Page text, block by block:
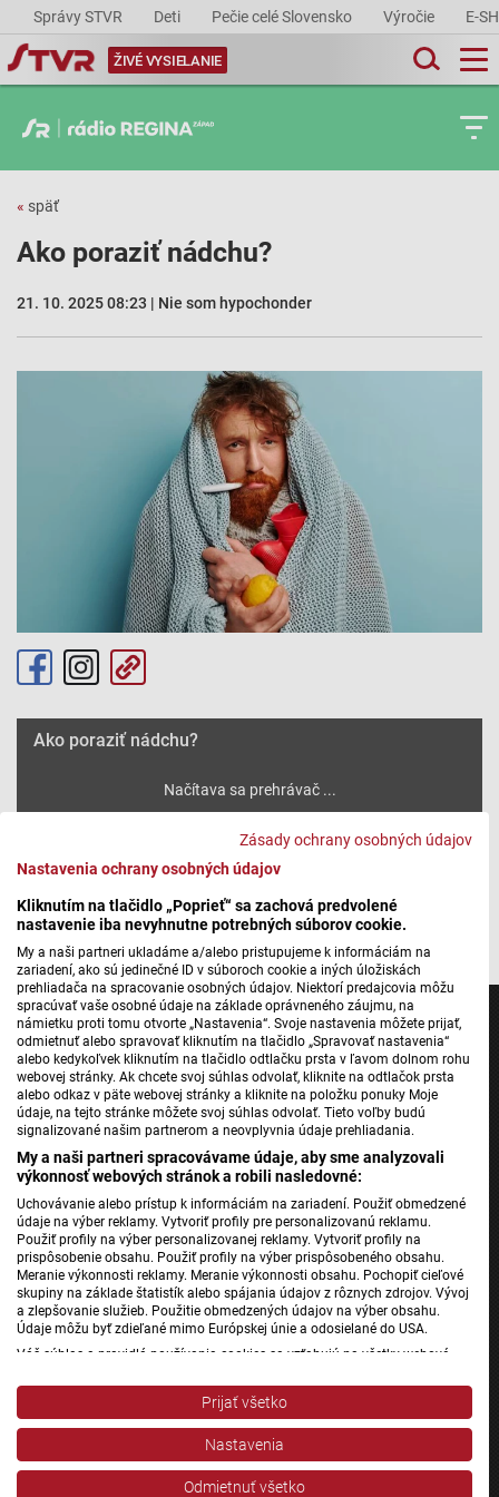
Zásady ochrany osobných údajov
Nastavenia ochrany osobných údajov
Kliknutím na tlačidlo „Poprieť“ sa zachová predvolené
nastavenie iba nevyhnutne potrebných súborov cookie.
My a naši partneri ukladáme a/alebo pristupujeme k informáciám na
zariadení, ako sú jedinečné ID v súboroch cookie a iných úložiskách
prehliadača na spracovanie osobných údajov. Niektorí predajcovia môžu
spracúvať vaše osobné údaje na základe oprávneného záujmu, na
námietku proti tomu otvorte „Nastavenia“. Svoje nastavenia môžete prijať,
odmietnuť alebo spravovať kliknutím na tlačidlo „Spravovať nastavenia“
alebo kedykoľvek kliknutím na tlačidlo odtlačku prsta v ľavom dolnom rohu
webovej stránky. Ak chcete svoj súhlas odvolať, kliknite na odtlačok prsta
alebo odkaz v päte webovej stránky a kliknite na položku ponuky Moje
údaje, na tejto stránke môžete svoj súhlas odvolať. Tieto voľby budú
signalizované našim partnerom a neovplyvnia údaje prehliadania.
My a naši partneri spracovávame údaje, aby sme analyzovali
výkonnosť webových stránok a robili nasledovné:
Uchovávanie alebo prístup k informáciám na zariadení. Použiť obmedzené
údaje na výber reklamy. Vytvoriť profily pre personalizovanú reklamu.
Použiť profily na výber personalizovanej reklamy. Vytvoriť profily na
prispôsobenie obsahu. Použiť profily na výber prispôsobeného obsahu.
Meranie výkonnosti reklamy. Meranie výkonnosti obsahu. Pochopiť cieľové
skupiny na základe štatistík alebo spájania údajov z rôznych zdrojov. Vývoj
a zlepšovanie služieb. Použitie obmedzených údajov na výber obsahu.
Údaje môžu byť zdieľané mimo Európskej únie a odosielané do USA.
Váš súhlas a pravidlá používania cookies sa vzťahujú na všetky webové
Stred, Rádio Regina Západ, Rádio Patria, Rádio Devín, RTVS, Hudobné
pozdravy, Rádio Slovensko, RSI Francais, RSI English, RSI Slovensky, Rádio
Junior, RSI, Rádio Regina Východ, Rádio_FM, RSI Espanol, NEV.
Zobraziť zoznam partnerov (1 predajcovia IAB)
Vaše údaje používame na nasledujúce účely:
Prijať všetko
Nastavenia
Odmietnuť všetko
Správy STVR Deti Pečie celé Slovensko Výročie E-
ŽIVÉ VYSIELANIE
« späť
Ako poraziť nádchu?
21. 10. 2025 08:23 | Nie som hypochonder
Ako poraziť nádchu?
Nahláste nám chybu v prehrávači.
Autorka: Darina Mikolášová
Jednotka
Dvojka
24
Šport
Správy STVR
Podcasty
Mobilné aplikácie
Rádio Slovensko
Rádio_FM
Patria